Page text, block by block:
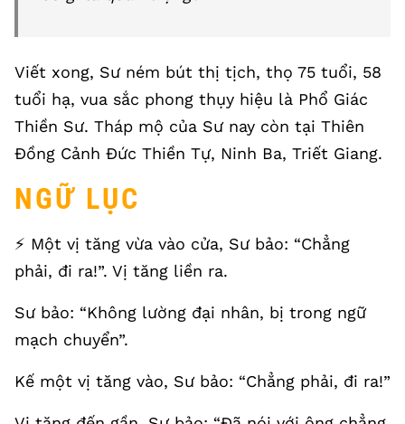
Viết xong, Sư ném bút thị tịch, thọ 75 tuổi, 58
tuổi hạ, vua sắc phong thụy hiệu là Phổ Giác
Thiền Sư. Tháp mộ của Sư nay còn tại Thiên
Đồng Cảnh Đức Thiền Tự, Ninh Ba, Triết Giang.
NGỮ LỤC
⚡️ Một vị tăng vừa vào cửa, Sư bảo: “Chẳng
phải, đi ra!”. Vị tăng liền ra.
Sư bảo: “Không lường đại nhân, bị trong ngữ
mạch chuyển”.
Kế một vị tăng vào, Sư bảo: “Chẳng phải, đi ra!”